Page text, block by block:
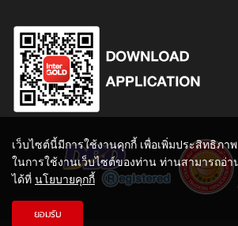
เว็บไซต์นี้มีการใช้งานคุกกี้ เพื่อเพิ่มประสิทธิภ
ในการใช้งานเว็บไซต์ของท่าน ท่านสามารถอ่า
ได้ที่ นโยบายคุกกี้
ยอมรับ